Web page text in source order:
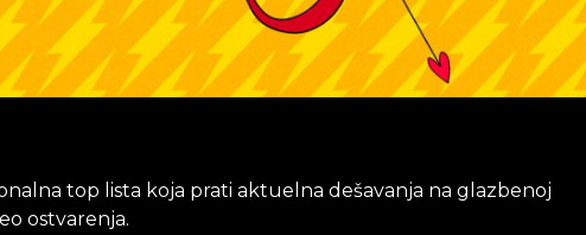
top lista koja prati aktuelna dešavanja na glazbenoj
ostvarenja.